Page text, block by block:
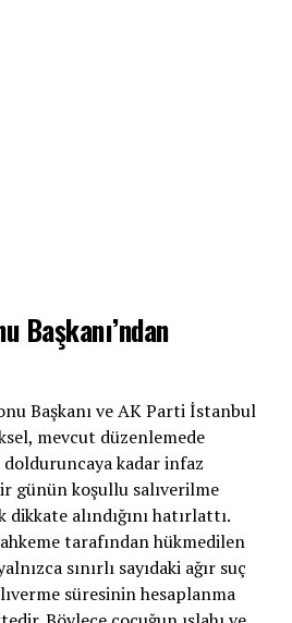
Başkanı’ndan
Başkanı ve AK Parti İstanbul
mevcut düzenlemede
dolduruncaya kadar infaz
günün koşullu salıverilme
alındığını hatırlattı.
tarafından hükmedilen
sınırlı sayıdaki ağır suç
süresinin hesaplanma